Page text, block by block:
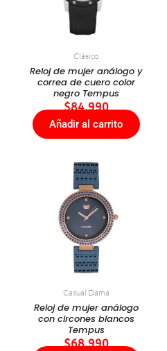
Clásico
Reloj de mujer análogo y
correa de cuero color
negro Tempus
$84.990
Añadir al carrito
Casual Dama
Reloj de mujer análogo
con circones blancos
Tempus
$68.990